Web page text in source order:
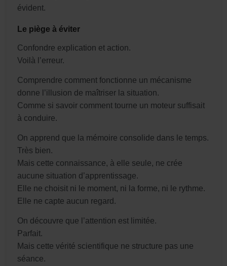
évident.
Le piège à éviter
Confondre explication et action.
Voilà l’erreur.
Comprendre comment fonctionne un mécanisme
donne l’illusion de maîtriser la situation.
Comme si savoir comment tourne un moteur suffisait
à conduire.
On apprend que la mémoire consolide dans le temps.
Très bien.
Mais cette connaissance, à elle seule, ne crée
aucune situation d’apprentissage.
Elle ne choisit ni le moment, ni la forme, ni le rythme.
Elle ne capte aucun regard.
On découvre que l’attention est limitée.
Parfait.
Mais cette vérité scientifique ne structure pas une
séance.